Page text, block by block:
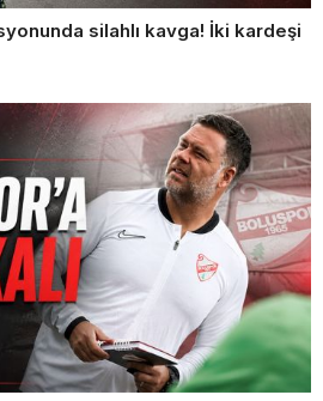
silahlı kavga! İki kardeşi